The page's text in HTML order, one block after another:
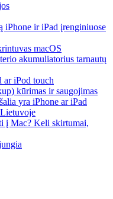
ir iPad įrenginiuose
macOS
akumuliatorius tarnautų
ar iPod touch
kūrimas ir saugojimas
yra iPhone ar iPad
į Mac? Keli skirtumai,